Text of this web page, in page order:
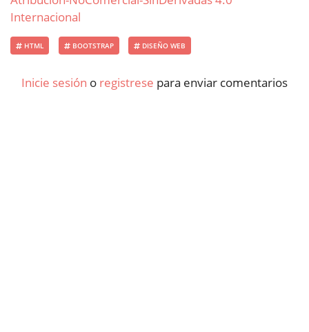
Internacional
HTML BOOTSTRAP DISEÑO WEB
Inicie sesión o registrese para enviar comentarios